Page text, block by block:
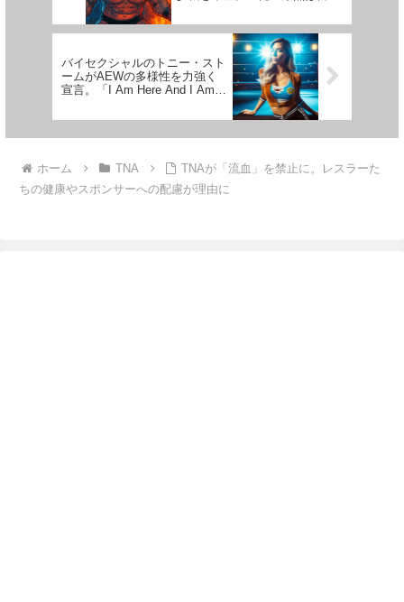
高だ」
バイセクシャルのトニー・スト
ームがAEWの多様性を力強く
宣言。「I Am Here And I Am
TIMELESS！」
ホーム TNA
TNAが「流血」を禁止に。レスラーた
ちの健康やスポンサーへの配慮が理由に